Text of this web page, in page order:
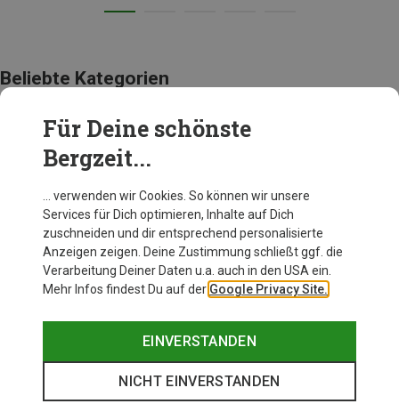
Beliebte Kategorien
KLETTERGURT FÜR ANFÄNGER
Für Deine schönste
Bergzeit...
… verwenden wir Cookies. So können wir unsere
Services für Dich optimieren, Inhalte auf Dich
zuschneiden und dir entsprechend personalisierte
Anzeigen zeigen. Deine Zustimmung schließt ggf. die
Verarbeitung Deiner Daten u.a. auch in den USA ein.
Mehr Infos findest Du auf der Google Privacy Site.
EINVERSTANDEN
NICHT EINVERSTANDEN